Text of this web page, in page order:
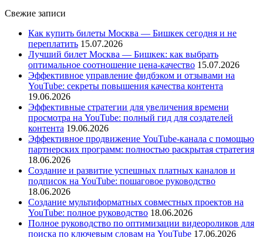
Свежие записи
Как купить билеты Москва — Бишкек сегодня и не
переплатить 15.07.2026
Лучший билет Москва — Бишкек: как выбрать
оптимальное соотношение цена-качество 15.07.2026
Эффективное управление фидбэком и отзывами на
YouTube: секреты повышения качества контента
19.06.2026
Эффективные стратегии для увеличения времени
просмотра на YouTube: полный гид для создателей
контента 19.06.2026
Эффективное продвижение YouTube-канала с помощью
партнерских программ: полностью раскрытая стратегия
18.06.2026
Создание и развитие успешных платных каналов и
подписок на YouTube: пошаговое руководство
18.06.2026
Создание мультиформатных совместных проектов на
YouTube: полное руководство 18.06.2026
Полное руководство по оптимизации видеороликов для
поиска по ключевым словам на YouTube 17.06.2026